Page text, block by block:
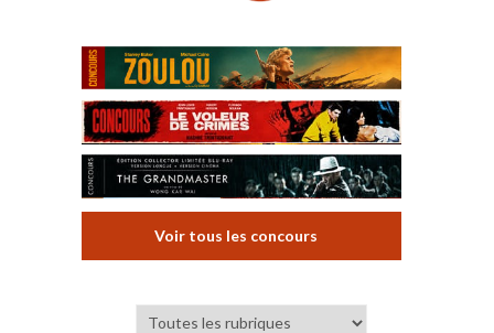
Voir tous les concours